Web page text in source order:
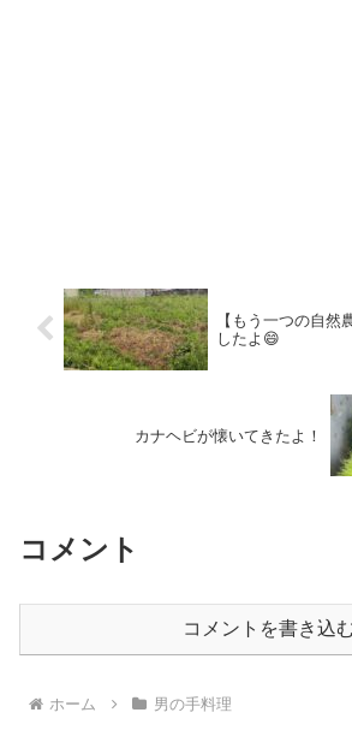
【もう一つの自然
したよ😄
カナヘビが懐いてきたよ！
コメント
コメントを書き込
ホーム 男の手料理